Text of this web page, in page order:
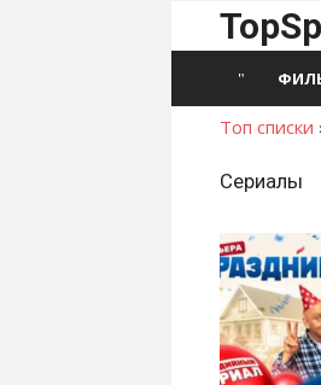
Топ списки
Сериалы